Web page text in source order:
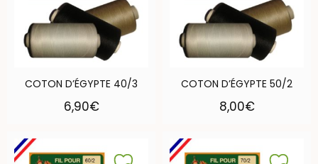
COTON D’ÉGYPTE 40/3
6,90€
COTON D’ÉGYPTE 50/2
8,00€